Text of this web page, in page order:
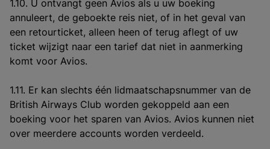
1.10. U ontvangt geen Avios als u uw boeking
annuleert, de geboekte reis niet, of in het geval van
een retourticket, alleen heen of terug aflegt of uw
ticket wijzigt naar een tarief dat niet in aanmerking
komt voor Avios.
1.11. Er kan slechts één lidmaatschapsnummer van de
British Airways Club worden gekoppeld aan een
boeking voor het sparen van Avios. Avios kunnen niet
over meerdere accounts worden verdeeld.